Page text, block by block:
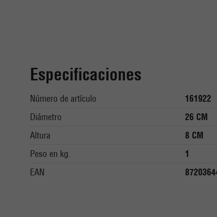
Especificaciones
Número de artículo
161922
Diámetro
26 CM
Altura
8 CM
Peso en kg.
1
EAN